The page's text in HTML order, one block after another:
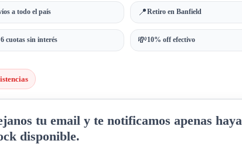
a todo el país 📍Retiro en Banfield
cuotas sin interés 💸10% off efectivo
tu email y te notificamos apenas haya
disponible.